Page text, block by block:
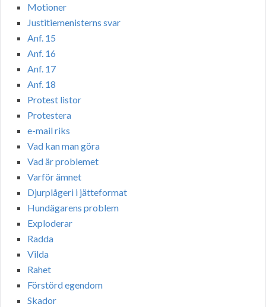
Motioner
Justitiemenisterns svar
Anf. 15
Anf. 16
Anf. 17
Anf. 18
Protest listor
Protestera
e-mail riks
Vad kan man göra
Vad är problemet
Varför ämnet
Djurplågeri i jätteformat
Hundägarens problem
Exploderar
Radda
Vilda
Rahet
Förstörd egendom
Skador